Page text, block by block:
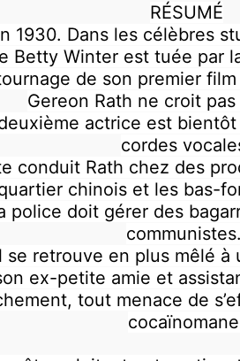
RÉSUMÉ
1930. Dans les célèbres
Betty Winter est tuée par
de son premier
Gereon Rath ne croit pas
actrice est
cordes
conduit Rath chez des
chinois et les bas-
police doit gérer des
communistes.
se retrouve en plus mêlé
ex-petite amie et
tout menace de